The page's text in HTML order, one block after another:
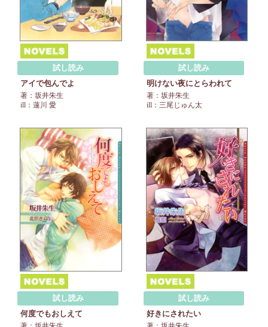
試し読み
アイで包んでよ
著：坂井朱生
ill：蓮川 愛
試し読み
明けない夜にとらわれて
著：坂井朱生
ill：三尾じゅん太
試し読み
何度でもおしえて
試し読み
好きにされたい